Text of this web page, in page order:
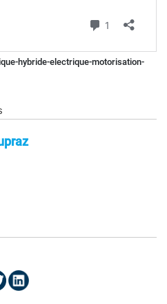
hybride-electrique-motorisation-